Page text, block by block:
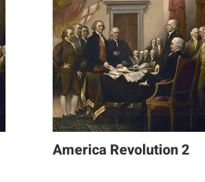
America Revolution 2